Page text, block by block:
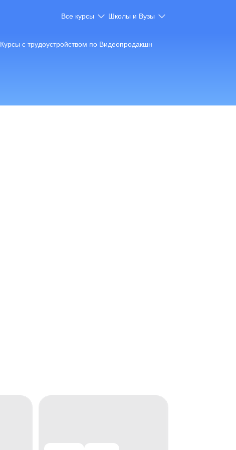
Все курсы Школы и Вузы
Курсы с трудоустройством по Видеопродакшн